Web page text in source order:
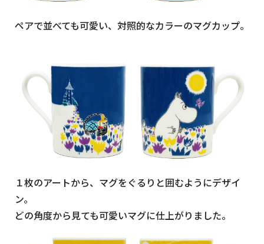
ペアで並べても可愛い、対照的なカラーのマグカップ。
１枚のアートから、マグをぐるりと囲むようにデザイ
ン。
どの角度から見ても可愛いマグに仕上がりました。